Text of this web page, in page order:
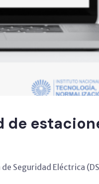
de
Seguridad Eléctrica